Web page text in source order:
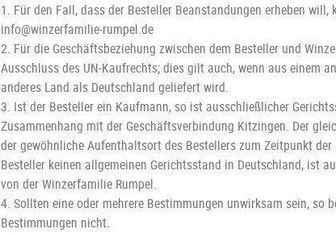
1. Für den Fall, dass der Besteller Beanstandungen erheben will,
info@winzerfamilie-rumpel.de
2. Für die Geschäftsbeziehung zwischen dem Besteller und
Ausschluss des UN-Kaufrechts; dies gilt auch, wenn aus einem
anderes Land als Deutschland geliefert wird.
3. Ist der Besteller ein Kaufmann, so ist ausschließlicher
Zusammenhang mit der Geschäftsverbindung Kitzingen. Der
der gewöhnliche Aufenthaltsort des Bestellers zum Zeitpunkt
Besteller keinen allgemeinen Gerichtsstand in Deutschland, ist
von der Winzerfamilie Rumpel.
4. Sollten eine oder mehrere Bestimmungen unwirksam sein, so
Bestimmungen nicht.